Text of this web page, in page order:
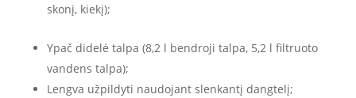
skonį, kiekį);
Ypač didelė talpa (8,2 l bendroji talpa, 5,2 l filtruoto
vandens talpa);
Lengva užpildyti naudojant slenkantį dangtelį;